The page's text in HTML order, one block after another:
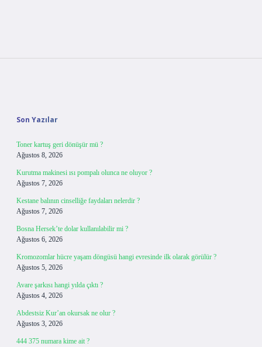
Son Yazılar
Toner kartuş geri dönüşür mü ?
Ağustos 8, 2026
Kurutma makinesi ısı pompalı olunca ne oluyor ?
Ağustos 7, 2026
Kestane balının cinselliğe faydaları nelerdir ?
Ağustos 7, 2026
Bosna Hersek’te dolar kullanılabilir mi ?
Ağustos 6, 2026
Kromozomlar hücre yaşam döngüsü hangi evresinde ilk olarak görülür ?
Ağustos 5, 2026
Avare şarkısı hangi yılda çıktı ?
Ağustos 4, 2026
Abdestsiz Kur’an okursak ne olur ?
Ağustos 3, 2026
444 375 numara kime ait ?